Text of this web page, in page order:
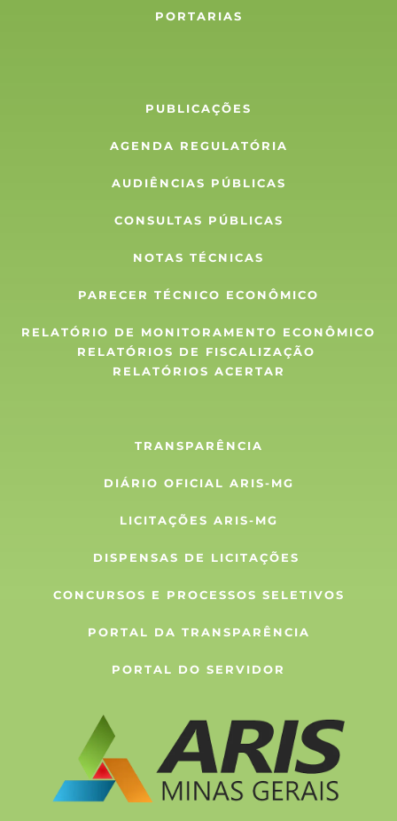
PORTARIAS
PUBLICAÇÕES
AGENDA REGULATÓRIA
AUDIÊNCIAS PÚBLICAS
CONSULTAS PÚBLICAS
NOTAS TÉCNICAS
PARECER TÉCNICO ECONÔMICO
RELATÓRIO DE MONITORAMENTO ECONÔMICO
RELATÓRIOS DE FISCALIZAÇÃO
RELATÓRIOS ACERTAR
TRANSPARÊNCIA
DIÁRIO OFICIAL ARIS-MG
LICITAÇÕES ARIS-MG
DISPENSAS DE LICITAÇÕES
CONCURSOS E PROCESSOS SELETIVOS
PORTAL DA TRANSPARÊNCIA
PORTAL DO SERVIDOR